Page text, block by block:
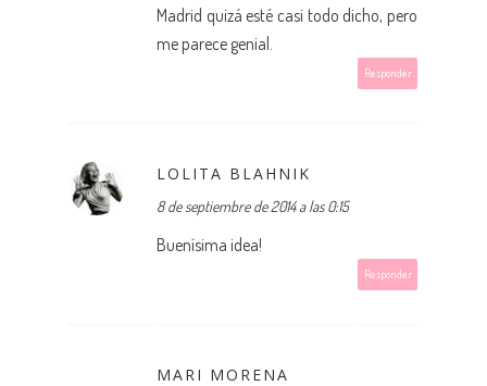
Madrid quizá esté casi todo dicho, pero
me parece genial.
Responder
LOLITA BLAHNIK
8 de septiembre de 2014 a las 0:15
Buenísima idea!
Responder
MARI MORENA